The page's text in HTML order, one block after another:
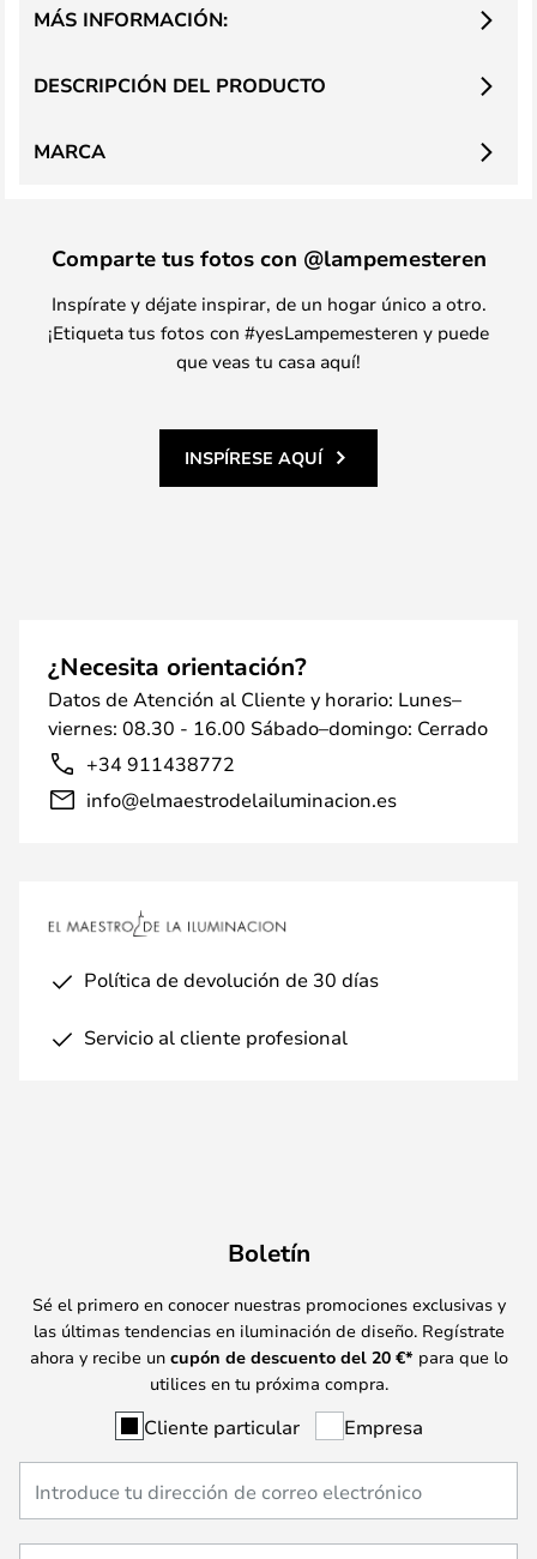
DESCRIPCIÓN DEL PRODUCTO
MÁS INFORMACIÓN:
MARCA
Comparte tus fotos con @lampemesteren
Inspírate y déjate inspirar, de un hogar único a otro.
¡Etiqueta tus fotos con #yesLampemesteren y puede
que veas tu casa aquí!
INSPÍRESE AQUÍ
¿Necesita orientación?
Datos de Atención al Cliente y horario: Lunes–
viernes: 08.30 - 16.00 Sábado–domingo: Cerrado
+34 911438772
info@elmaestrodelailuminacion.es
Política de devolución de 30 días
Servicio al cliente profesional
Boletín
Sé el primero en conocer nuestras promociones exclusivas y
las últimas tendencias en iluminación de diseño. Regístrate
ahora y recibe un cupón de descuento del 20 €* para que lo
utilices en tu próxima compra.
Cliente particular Empresa